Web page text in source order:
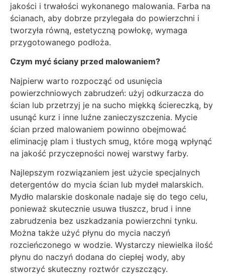
jakości i trwałości wykonanego malowania. Farba na
ścianach, aby dobrze przylegała do powierzchni i
tworzyła równą, estetyczną powłokę, wymaga
przygotowanego podłoża.
Czym myć ściany przed malowaniem?
Najpierw warto rozpocząć od usunięcia
powierzchniowych zabrudzeń: użyj odkurzacza do
ścian lub przetrzyj je na sucho miękką ściereczką, by
usunąć kurz i inne luźne zanieczyszczenia. Mycie
ścian przed malowaniem powinno obejmować
eliminację plam i tłustych smug, które mogą wpłynąć
na jakość przyczepności nowej warstwy farby.
Najlepszym rozwiązaniem jest użycie specjalnych
detergentów do mycia ścian lub mydeł malarskich.
Mydło malarskie doskonale nadaje się do tego celu,
ponieważ skutecznie usuwa tłuszcz, brud i inne
zabrudzenia bez uszkadzania powierzchni tynku.
Można także użyć płynu do mycia naczyń
rozcieńczonego w wodzie. Wystarczy niewielka ilość
płynu do naczyń dodana do ciepłej wody, aby
stworzyć skuteczny roztwór czyszczący.